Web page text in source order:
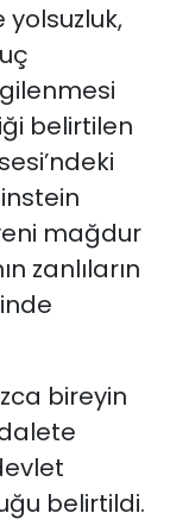
belirtilen
mağdur
zanlıların
bireyin
belirtildi.